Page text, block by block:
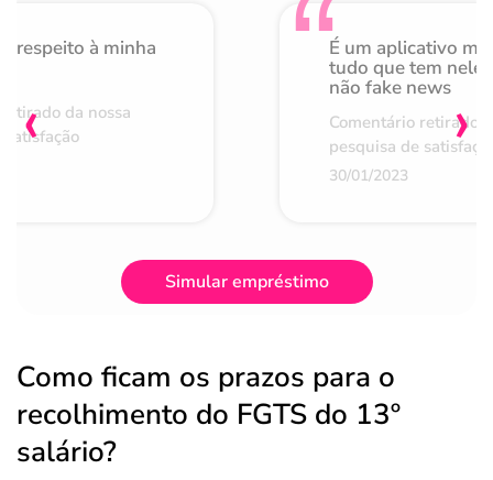
respeito à minha
da nossa
É um aplicativo
tudo que tem nele
não fake news
Comentário retirado
pesquisa de
30/01/2023
‹ ›
Simular empréstimo
Como ficam os prazos para o
recolhimento do FGTS do 13º
salário?